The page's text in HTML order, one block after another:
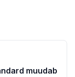
muudab